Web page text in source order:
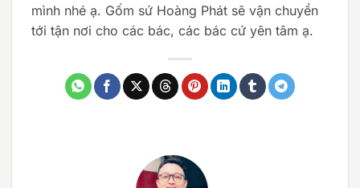
mình nhé ạ. Gốm sứ Hoàng Phát sẽ vận chuyển
tới tận nơi cho các bác, các bác cứ yên tâm ạ.